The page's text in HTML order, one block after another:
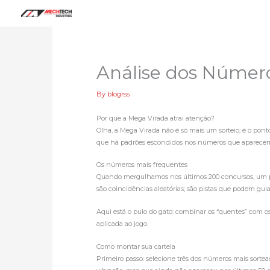
Análise dos
By blogrss
Por que a Mega Virada atrai atenção?
Olha, a Mega Virada não é só mais um sorteio; é o
que há padrões escondidos nos números que
Os números mais frequentes
Quando mergulhamos nos últimos 200 concursos, um
são coincidências aleatórias; são pistas que podem
Aqui está o pulo do gato: combinar os “quentes” com
aplicada ao jogo.
Como montar sua cartela
Primeiro passo: selecione três dos números mais